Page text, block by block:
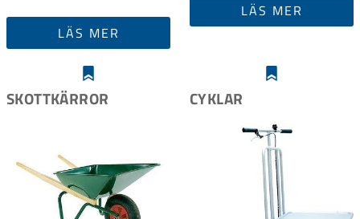
LÄS MER
LÄS MER
SKOTTKÄRROR CYKLAR